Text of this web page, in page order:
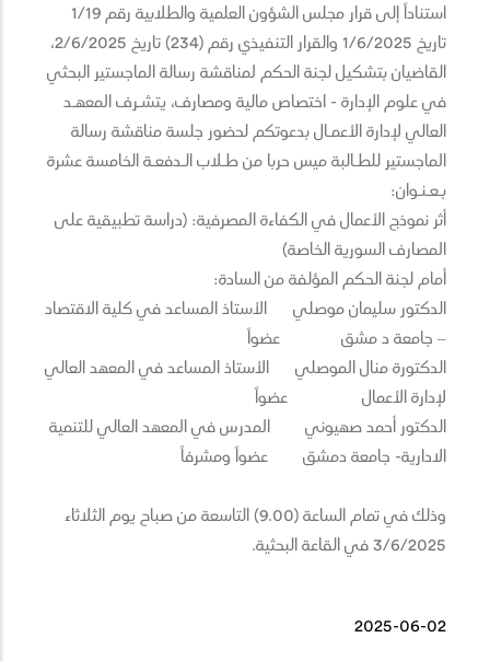
استناداً إلى قرار مجلس الشؤون العلمية والطلابية رقم 1/19
تاريخ 1/6/2025 والقرار التنفيذي رقم (234) تاريخ 2/6/2025،
القاضيان بتشكيل لجنة الحكم لمناقشة رسالة الماجستير البحثي
في علوم الإدارة - اختصاص مالية ومصارف، يتشـرف المعهـد
العالي لإدارة الأعمـال بدعوتكم لحضور جلسة مناقشة رسالة
الماجستير للطـالبة ميس حربا من طـلاب الـدفعـة الخامسة عشرة
بـعـنـوان:
أثر نموذج الأعمال في الكفاءة المصرفية: (دراسة تطبيقية على
المصارف السورية الخاصة)
أمام لجنة الحكم المؤلفة من السادة:
الدكتور سليمان موصلي الأستاذ المساعد في كلية الاقتصاد
– جامعة د مشق عضواً
الدكتورة منال الموصلي الأستاذ المساعد في المعهد العالي
لإدارة الأعمال عضواً
الدكتور أحمد صهيوني المدرس في المعهد العالي للتنمية
الادارية- جامعة دمشق عضواً ومشرفاً
وذلك في تمام الساعة (9.00) التاسعة من صباح يوم الثلاثاء
3/6/2025 في القاعة البحثية.
2025-06-02